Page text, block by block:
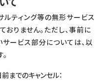
ルティング等の無形サービス
おりません。ただし、事前に
ービス部分については、以
までのキャンセル：